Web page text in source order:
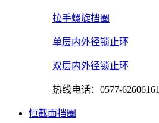
拉手螺旋挡圈
单层内外径锁止环
双层内外径锁止环
热线电话：0577-62606161
恒截面挡圈